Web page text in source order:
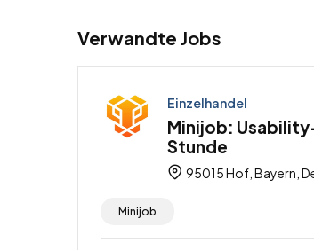
Verwandte Jobs
Einzelhandel
Minijob:
Stunde
95015 Hof, Bayern,
Minijob